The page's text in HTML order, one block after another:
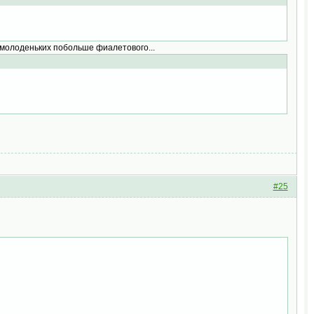
побольше фиалетового...
#25